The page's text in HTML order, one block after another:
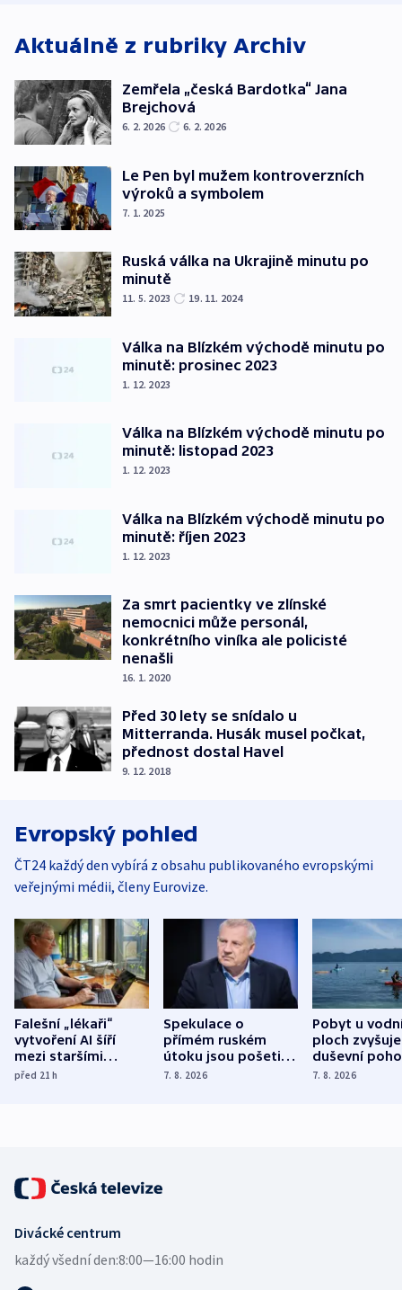
Aktuálně z rubriky Archiv
Zemřela „česká Bardotka“ Jana
Brejchová
6. 2. 2026 6. 2. 2026
Le Pen byl mužem kontroverzních
výroků a symbolem
7. 1. 2025
Ruská válka na Ukrajině minutu po
minutě
11. 5. 2023 19. 11. 2024
Válka na Blízkém východě minutu po
minutě: prosinec 2023
1. 12. 2023
Válka na Blízkém východě minutu po
minutě: listopad 2023
1. 12. 2023
Válka na Blízkém východě minutu po
minutě: říjen 2023
1. 12. 2023
Za smrt pacientky ve zlínské
nemocnici může personál,
konkrétního viníka ale policisté
nenašli
16. 1. 2020
Před 30 lety se snídalo u
Mitterranda. Husák musel počkat,
přednost dostal Havel
9. 12. 2018
Evropský pohled
ČT24 každý den vybírá z obsahu publikovaného evropskými
veřejnými médii, členy Eurovize.
Falešní „lékaři“
vytvoření AI šíří
mezi staršími
Poláky nebezpečné
před 21h
Spekulace o
přímém ruském
útoku jsou pošetilé,
míní estonský
7. 8. 2026
Pobyt u
ploch zvyšuje
duševní
ukázala
7. 8. 2026
Divácké centrum
každý všední den:8:00—16:00 hodin